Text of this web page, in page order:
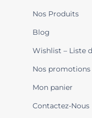
Nos Produits
Blog
Wishlist – Liste
Nos promotions
Mon panier
Contactez-Nous